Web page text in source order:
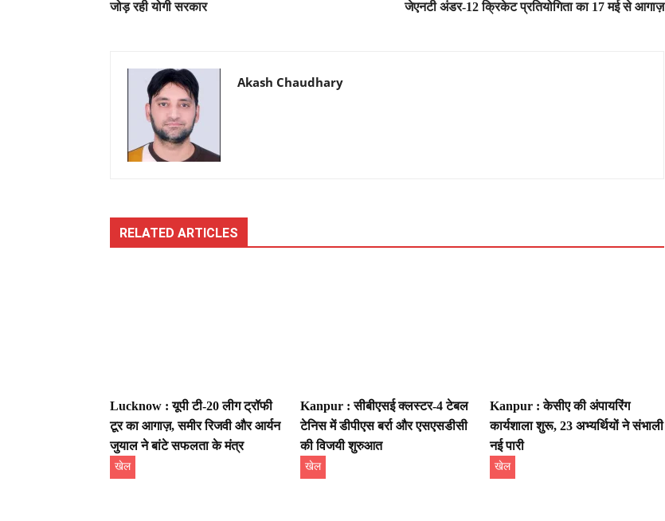
जोड़ रही योगी सरकार
जेएनटी अंडर-12 क्रिकेट प्रतियोगिता का 17 मई से आगाज़
Akash Chaudhary
RELATED ARTICLES
Lucknow : यूपी टी-20 लीग ट्रॉफी
टूर का आगाज़, समीर रिजवी और आर्यन
जुयाल ने बांटे सफलता के मंत्र
खेल
Kanpur : सीबीएसई क्लस्टर-4 टेबल
टेनिस में डीपीएस बर्रा और एसएसडीसी
की विजयी शुरुआत
खेल
Kanpur : केसीए की अंपायरिंग
कार्यशाला शुरू, 23 अभ्यर्थियों ने संभाली
नई पारी
खेल